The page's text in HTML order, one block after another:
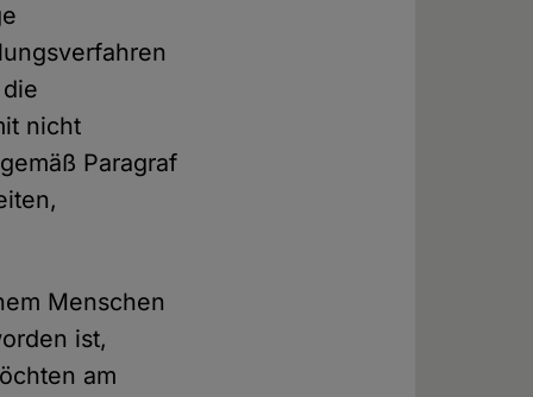
nicht
Paragraf
Menschen
ist,
am